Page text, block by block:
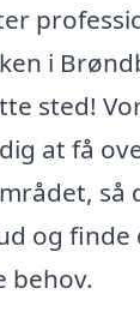
i
sted!
at få
så
og finde
behov.